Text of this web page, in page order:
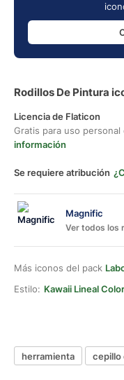
Rodillos De Pintura
Licencia de Flaticon
Gratis para uso
información
Se requiere atribución
Magnific
Ver todos los
Más iconos del pack
Estilo: Kawaii Lineal Color
herramienta cepillo